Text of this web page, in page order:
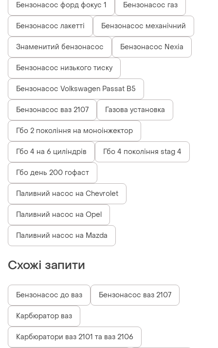
Бензонасос форд фокус 1 Бензонасос газ
Бензонасос лакетті Бензонасос механічний
Знаменитий бензонасос Бензонасос Nexia
Бензонасос низького тиску
Бензонасос Volkswagen Passat B5
Бензонасос ваз 2107 Газова установка
Гбо 2 покоління на моноінжектор
Гбо 4 на 6 циліндрів Гбо 4 покоління stag 4
Гбо день 200 гофаст
Паливний насос на Chevrolet
Паливний насос на Opel
Паливний насос на Mazda
Схожі запити
Бензонасос до ваз Бензонасос ваз 2107
Карбюратор ваз
Карбюратори ваз 2101 та ваз 2106